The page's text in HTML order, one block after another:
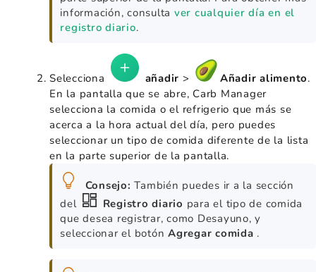
información, consulta ver cualquier día en el
registro diario.
Selecciona añadir > Añadir alimento.
En la pantalla que se abre, Carb Manager
selecciona la comida o el refrigerio que más se
acerca a la hora actual del día, pero puedes
seleccionar un tipo de comida diferente de la lista
en la parte superior de la pantalla.
Consejo: También puedes ir a la sección
del
Registro diario para el tipo de comida
que desea registrar, como Desayuno, y
seleccionar el botón Agregar comida .